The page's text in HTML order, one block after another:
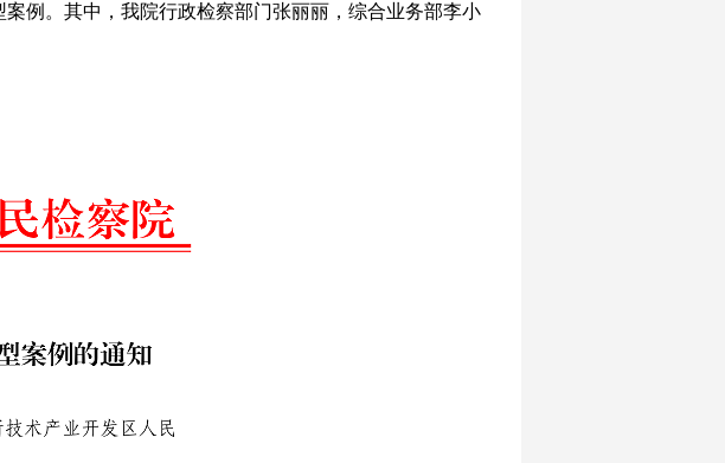
例。其中，我院行政检察部门张丽丽，综合业务部李小